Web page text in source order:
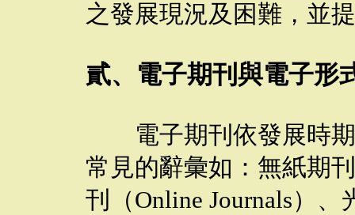
之發展現況及困難，並
貳、電子期刊與電子形
電子期刊依發展時期
常見的辭彙如：無紙期
刊（Online Journals）